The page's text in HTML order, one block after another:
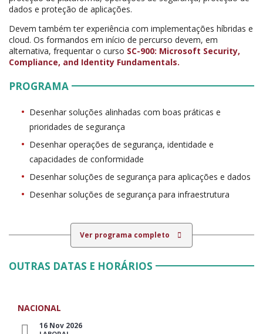
dados e proteção de aplicações.
Devem também ter experiência com implementações híbridas e
cloud. Os formandos em início de percurso devem, em
alternativa, frequentar o curso SC-900: Microsoft Security,
Compliance, and Identity Fundamentals.
PROGRAMA
Desenhar soluções alinhadas com boas práticas e
prioridades de segurança
Desenhar operações de segurança, identidade e
capacidades de conformidade
Desenhar soluções de segurança para aplicações e dados
Desenhar soluções de segurança para infraestrutura
Ver programa completo
OUTRAS DATAS E HORÁRIOS
NACIONAL
16 Nov 2026